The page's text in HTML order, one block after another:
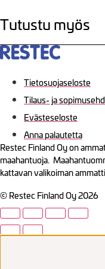
Tutustu myös
Tietosuojaseloste
Tilaus- ja
Evästeseloste
Anna palautetta
Restec Finland Oy on
maahantuoja.
kattavan valikoiman
© Restec Finland Oy 2026